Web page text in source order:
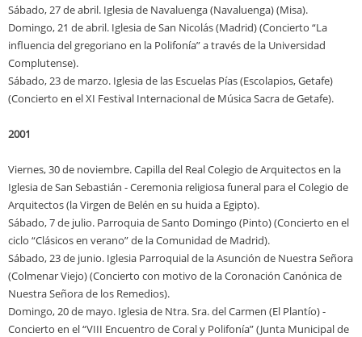
Sábado, 27 de abril. Iglesia de Navaluenga (Navaluenga) (Misa).
Domingo, 21 de abril. Iglesia de San Nicolás (Madrid) (Concierto “La
influencia del gregoriano en la Polifonía” a través de la Universidad
Complutense).
Sábado, 23 de marzo. Iglesia de las Escuelas Pías (Escolapios, Getafe)
(Concierto en el XI Festival Internacional de Música Sacra de Getafe).
2001
Viernes, 30 de noviembre. Capilla del Real Colegio de Arquitectos en la
Iglesia de San Sebastián - Ceremonia religiosa funeral para el Colegio de
Arquitectos (la Virgen de Belén en su huida a Egipto).
Sábado, 7 de julio. Parroquia de Santo Domingo (Pinto) (Concierto en el
ciclo “Clásicos en verano” de la Comunidad de Madrid).
Sábado, 23 de junio. Iglesia Parroquial de la Asunción de Nuestra Señora
(Colmenar Viejo) (Concierto con motivo de la Coronación Canónica de
Nuestra Señora de los Remedios).
Domingo, 20 de mayo. Iglesia de Ntra. Sra. del Carmen (El Plantío) -
Concierto en el “VIII Encuentro de Coral y Polifonía” (Junta Municipal de